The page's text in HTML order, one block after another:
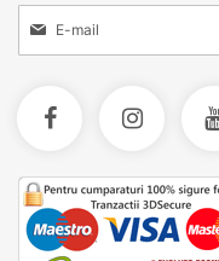
Inscrieti-va la Buletinele